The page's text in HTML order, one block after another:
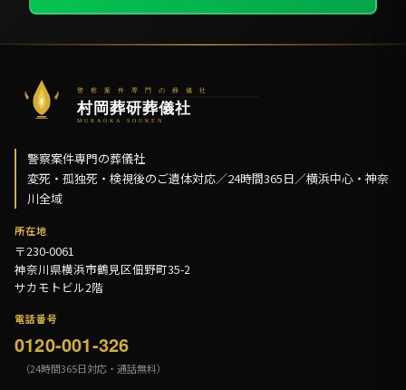
警察案件専門の葬儀社
変死・孤独死・検視後のご遺体対応／24時間365日／横浜中心・神奈
川全域
所在地
〒230-0061
神奈川県横浜市鶴見区佃野町35-2
サカモトビル2階
電話番号
0120-001-326
（24時間365日対応・通話無料）